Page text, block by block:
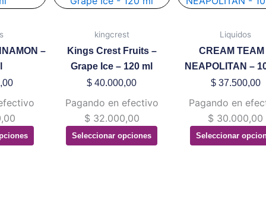
–
kingcrest
Kings Crest Fruits –
Grape Ice – 120 ml
$ 40.000,00
Pagando en efectivo
$ 32.000,00
Seleccionar opciones
múltiples
variantes.
Las
opciones
pueden
elegir
en
Liquidos
CREAM TEAM
NEAPOLITAN –
$37.500,00
Pagando en
$ 30.000,00
Seleccionar
Las
elegir
en